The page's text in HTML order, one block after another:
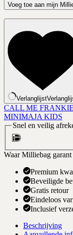
Voeg toe aan mijn
Verlanglijst
CALL ME FRANKIE
MINIMAJA KIDS
Snel en veilig
Waar Milliebag garant
Premium
Beveiligde
Gratis retour
Eindeloos
Inclusief
Beschrijving